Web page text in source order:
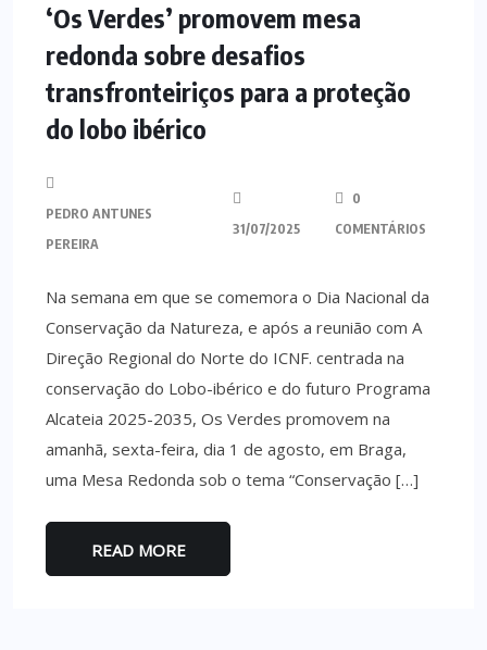
‘Os Verdes’ promovem mesa
redonda sobre desafios
transfronteiriços para a proteção
do lobo ibérico
PEDRO ANTUNES
PEREIRA
31/07/2025
0
COMENTÁRIOS
Na semana em que se comemora o Dia Nacional da
Conservação da Natureza, e após a reunião com A
Direção Regional do Norte do ICNF. centrada na
conservação do Lobo-ibérico e do futuro Programa
Alcateia 2025-2035, Os Verdes promovem na
amanhã, sexta-feira, dia 1 de agosto, em Braga,
uma Mesa Redonda sob o tema “Conservação […]
READ MORE